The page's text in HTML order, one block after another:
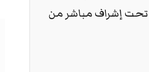
تحت إشراف مباشر من